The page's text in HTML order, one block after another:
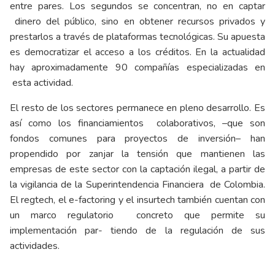
entre pares. Los segundos se concentran, no en captar
dinero del público, sino en obtener recursos privados y
prestarlos a través de plataformas tecnológicas. Su apuesta
es democratizar el acceso a los créditos. En la actualidad
hay aproximadamente 90 compañías especializadas en
esta actividad.
El resto de los sectores permanece en pleno desarrollo. Es
así como los financiamientos colaborativos, –que son
fondos comunes para proyectos de inversión– han
propendido por zanjar la tensión que mantienen las
empresas de este sector con la captación ilegal, a partir de
la vigilancia de la Superintendencia Financiera de Colombia.
El regtech, el e-factoring y el insurtech también cuentan con
un marco regulatorio concreto que permite su
implementación par- tiendo de la regulación de sus
actividades.